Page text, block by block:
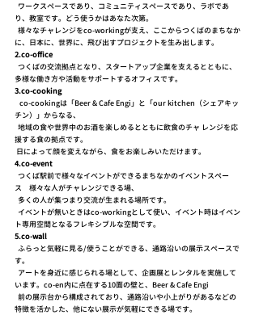
ワークスペースであり、コミュニティスペースであり、ラボであ
り、教室です。どう使うかはあなた次第。
様々なチャレンジをco-workingが支え、ここからつくばのまちなか
に、日本に、世界に、飛び出すプロジェクトを生み出します。
2.co-office
つくばの交流拠点となり、スタートアップ企業を支えるとともに、
多様な働き方や活動をサポートするオフィスです。
3.co-cooking
co-cookingは「Beer & Cafe Engi」と「our kitchen（シェアキッ
チン）」からなる、
地域の食や世界中のお酒を楽しめるとともに飲食のチャ レンジを応
援する食の拠点です。
日によって顔を変えながら、食をお楽しみいただけます。
4.co-event
つくば駅前で様々なイベントができるまちなかのイベントスペー
ス 様々な人がチャレンジできる場、
多くの人が集つまり交流が生まれる場所です。
イベントが無いときはco-workingとして使い、イベント時はイベン
ト専用空間となるフレキシブルな空間です。
5.co-wall
ふらっと気軽に見る/使うことができる、通路沿いの展示スペースで
す。
アートを身近に感じられる場として、企画展とレンタルを実施して
います。co-en内に点在する10面の壁と、Beer & Cafe Engi
前の展示台から構成されており、通路沿いや小上がりがあるなどの
特徴を活かした、他にない展示が気軽にできる場です。